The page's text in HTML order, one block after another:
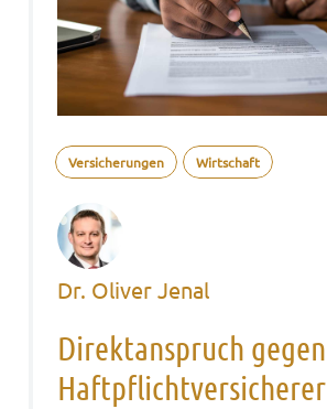
Versicherungen Wirtschaft
Dr. Oliver Jenal
Direktanspruch gegen
Haftpflichtversicherer